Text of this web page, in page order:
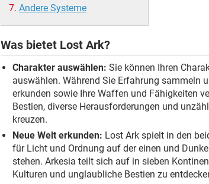
Andere Systeme
Was bietet Lost Ark?
Charakter auswählen: Sie können Ihren
auswählen. Während Sie Erfahrung sammeln
erkunden sowie Ihre Waffen und Fähigkeiten
Bestien, diverse Herausforderungen und
kreuzen.
Neue Welt erkunden: Lost Ark spielt in den
für Licht und Ordnung auf der einen und
stehen. Arkesia teilt sich auf in sieben
Kulturen und unglaubliche Bestien zu